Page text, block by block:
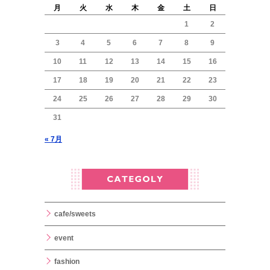
月
火 水 木 金 土
日
1
2
3 4 5 6 7 8 9
10 11 12 13 14 15 16
17 18 19 20 21 22 23
24 25 26 27 28 29 30
31
« 7月
cafe/sweets
event
fashion